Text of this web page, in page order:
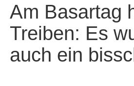
Am Basartag
Treiben: Es
auch ein